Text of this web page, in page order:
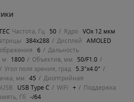
Частота, Гц 50 Ядро VOx 12 мкм
384x288 Дисплей AMOLED
6
Дальность
м
1800 Объектив, мм
50/F1.0
Угол поля зрения, град 5.3°x4.0°
мм 45
Диоптрийная
USB Type C WiFi +
Поддержка
Гб -/64